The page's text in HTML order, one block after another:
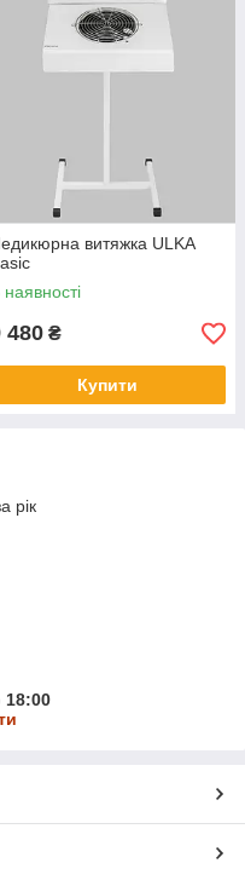
витяжка ULKA
наявності
480 ₴
Купити
рік
18:00